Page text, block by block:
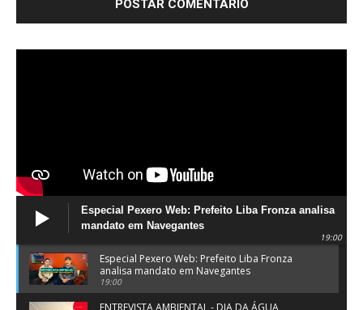
Especial Pexero Web: Prefeito Liba Fronza analisa
mandato em Navegantes
19:00
Especial Pexero Web: Prefeito Liba Fronza
analisa mandato em Navegantes
19:00
ENTREVISTA AMBIENTAL - DIA DA ÁGUA